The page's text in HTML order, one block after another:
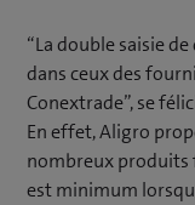
“La double saisie
dans ceux des
Conextrade”, se
En effet, Aligro
nombreux produits
est minimum